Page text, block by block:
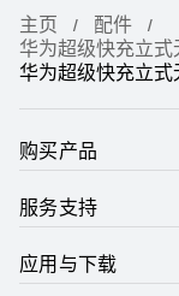
主页
配件
华为超级快充立式
华为超级快充立
购买产品
服务支持
应用与下载